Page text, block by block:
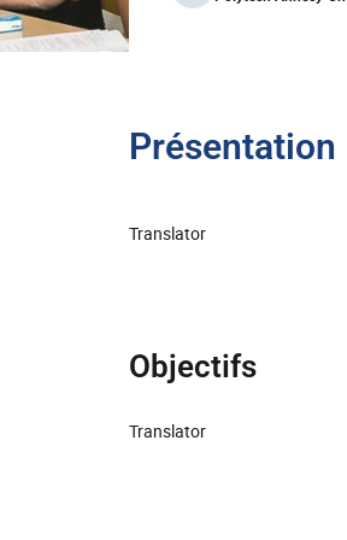
Présentation
Translator
Objectifs
Translator